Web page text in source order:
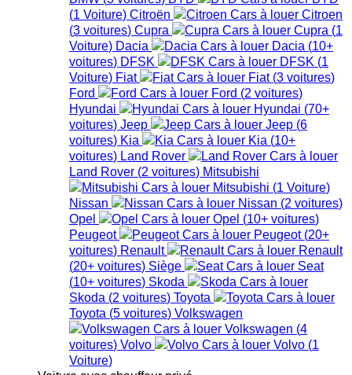
(1 Voiture) Citroën
Citroen
(3 voitures) Cupra Cupra (1
Voiture) Dacia Dacia (10+
voitures) DFSK DFSK (1
Voiture) Fiat Fiat (3 voitures)
Ford
Ford (2 voitures)
Hyundai
Hyundai (70+
voitures) Jeep Jeep (6
voitures) Kia Kia (10+
voitures) Land Rover
Land Rover (2 voitures) Mitsubishi
Mitsubishi (1 Voiture)
Nissan
Nissan (2 voitures)
Opel
Opel (10+ voitures)
Peugeot
Peugeot (20+
voitures) Renault
Renault
(20+ voitures) Siège
Seat
(10+ voitures) Skoda
Skoda (2 voitures) Toyota
Toyota (5 voitures) Volkswagen
Volkswagen (4
voitures) Volvo Volvo (1
Voiture)